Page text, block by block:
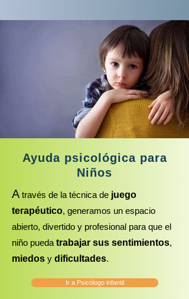
Ayuda psicológica para
Niños
A través de la técnica de juego
terapéutico, generamos un espacio
abierto, divertido y profesional para que el
niño pueda trabajar sus sentimientos,
miedos y dificultades.
Ir a Psicólogo infantil